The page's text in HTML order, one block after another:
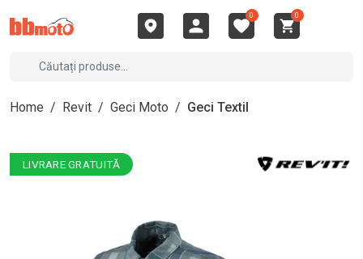
0 0
Home / Revit / Geci Moto / Geci Textil
LIVRARE GRATUITĂ